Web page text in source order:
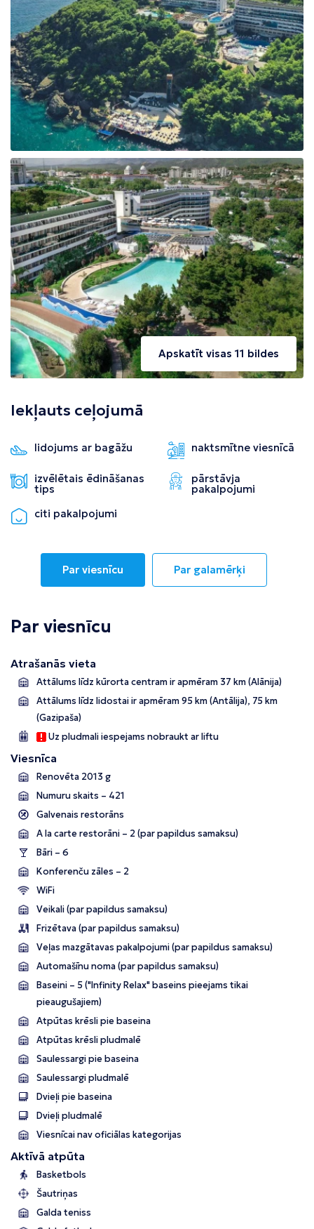
Apskatīt visas 11 bildes
Iekļauts ceļojumā
lidojums ar bagāžu naktsmītne viesnīcā
izvēlētais ēdināšanas
tips
pārstāvja
pakalpojumi
citi pakalpojumi
Par viesnīcu Par galamērķi
Par viesnīcu
Atrašanās vieta
Attālums līdz kūrorta centram ir apmēram 37 km (Alānija)
Attālums līdz lidostai ir apmēram 95 km (Antālija), 75 km
(Gazipaša)
Uz pludmali iespejams nobraukt ar liftu
Viesnīca
Renovēta 2013 g
Numuru skaits – 421
Galvenais restorāns
A la carte restorāni – 2 (par papildus samaksu)
Bāri – 6
Konferenču zāles – 2
WiFi
Veikali (par papildus samaksu)
Frizētava (par papildus samaksu)
Veļas mazgātavas pakalpojumi (par papildus samaksu)
Automašīnu noma (par papildus samaksu)
Baseini – 5 ("Infinity Relax" baseins pieejams tikai
pieaugušajiem)
Atpūtas krēsli pie baseina
Atpūtas krēsli pludmalē
Saulessargi pie baseina
Saulessargi pludmalē
Dvieļi pie baseina
Dvieļi pludmalē
Viesnīcai nav oficiālas kategorijas
Aktīvā atpūta
Basketbols
Šautriņas
Galda teniss